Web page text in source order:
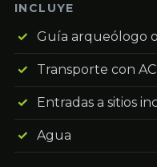
INCLUYE
Guía arqueólogo
Transporte con AC
Entradas a sitios
Agua